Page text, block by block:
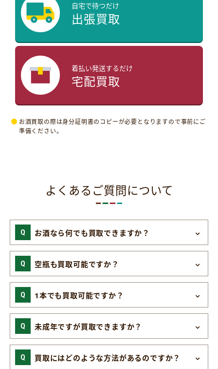
自宅で待つだけ
出張買取
着払い発送するだけ
宅配買取
お酒買取の際は身分証明書のコピーが必要となりますので事前にご
準備ください。
よくあるご質問について
お酒なら何でも買取できますか？
空瓶も買取可能ですか？
1本でも買取可能ですか？
未成年ですが買取できますか？
買取にはどのような方法があるのですか？